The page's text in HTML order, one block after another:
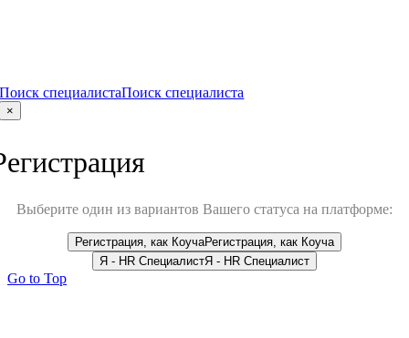
Поиск специалистаПоиск специалиста
×
Выберите один из вариантов Вашего статуса на платформе:
Регистрация, как КоучаРегистрация, как Коуча
Я - HR СпециалистЯ - HR Специалист
Go to Top